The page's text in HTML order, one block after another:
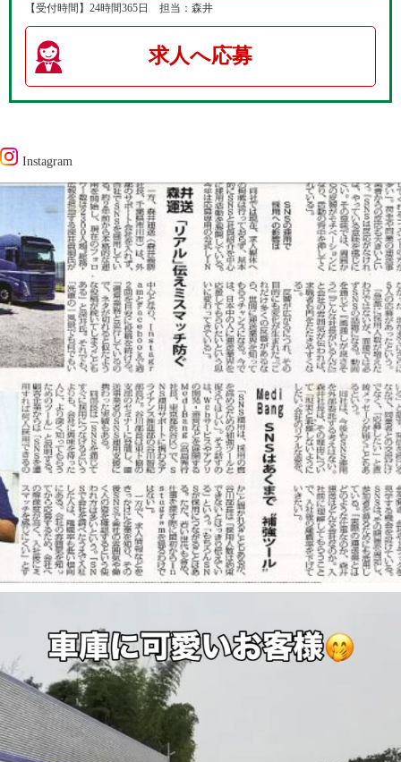
【受付時間】24時間365日 担当：森井
求人へ応募
Instagram